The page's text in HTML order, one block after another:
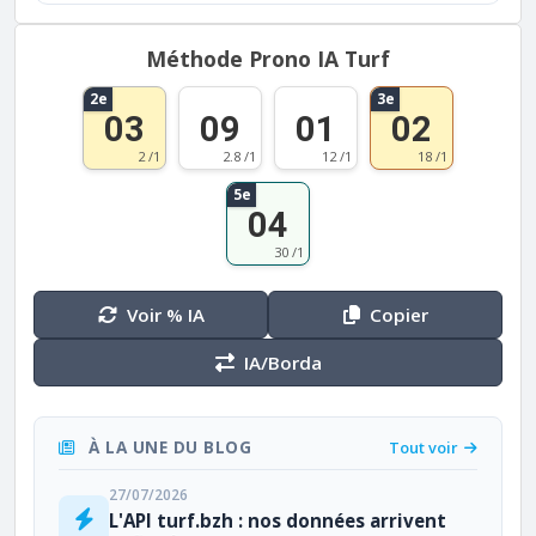
Méthode Prono IA Turf
2e
03
2 /1
09
2.8 /1
01
12 /1
3e
02
18 /1
5e
04
30 /1
Voir % IA
Copier
IA/Borda
À LA UNE DU BLOG Tout voir
27/07/2026
L'API turf.bzh : nos données arrivent